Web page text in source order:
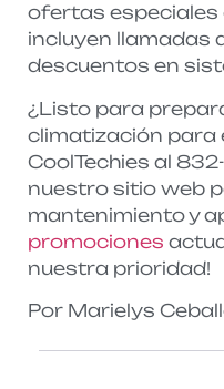
ofertas especiales
incluyen llamadas
descuentos en
¿Listo para
climatización para
CoolTechies al
nuestro sitio web
mantenimiento y
promociones
nuestra prioridad!
Por Marielys